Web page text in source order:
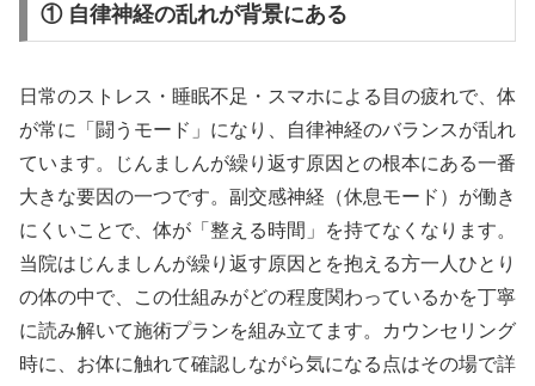
① 自律神経の乱れが背景にある
日常のストレス・睡眠不足・スマホによる目の疲れで、体
が常に「闘うモード」になり、自律神経のバランスが乱れ
ています。じんましんが繰り返す原因との根本にある一番
大きな要因の一つです。副交感神経（休息モード）が働き
にくいことで、体が「整える時間」を持てなくなります。
当院はじんましんが繰り返す原因とを抱える方一人ひとり
の体の中で、この仕組みがどの程度関わっているかを丁寧
に読み解いて施術プランを組み立てます。カウンセリング
時に、お体に触れて確認しながら気になる点はその場で詳